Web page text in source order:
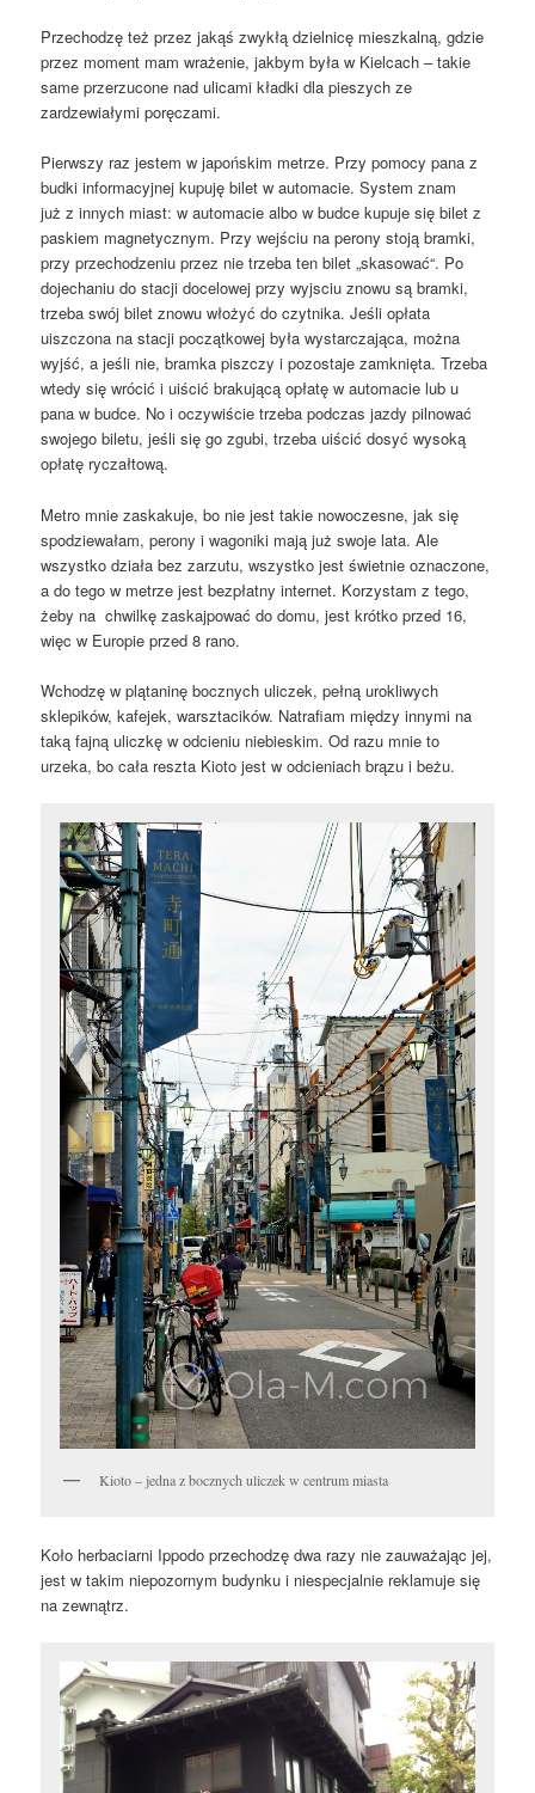
Przechodzę też przez jakąś zwykłą dzielnicę mieszkalną, gdzie
przez moment mam wrażenie, jakbym była w Kielcach – takie
same przerzucone nad ulicami kładki dla pieszych ze
zardzewiałymi poręczami.
Pierwszy raz jestem w japońskim metrze. Przy pomocy pana z
budki informacyjnej kupuję bilet w automacie. System znam
już z innych miast: w automacie albo w budce kupuje się bilet z
paskiem magnetycznym. Przy wejściu na perony stoją bramki,
przy przechodzeniu przez nie trzeba ten bilet „skasować“. Po
dojechaniu do stacji docelowej przy wyjsciu znowu są bramki,
trzeba swój bilet znowu włożyć do czytnika. Jeśli opłata
uiszczona na stacji początkowej była wystarczająca, można
wyjść, a jeśli nie, bramka piszczy i pozostaje zamknięta. Trzeba
wtedy się wrócić i uiścić brakującą opłatę w automacie lub u
pana w budce. No i oczywiście trzeba podczas jazdy pilnować
swojego biletu, jeśli się go zgubi, trzeba uiścić dosyć wysoką
opłatę ryczałtową.
Metro mnie zaskakuje, bo nie jest takie nowoczesne, jak się
spodziewałam, perony i wagoniki mają już swoje lata. Ale
wszystko działa bez zarzutu, wszystko jest świetnie oznaczone,
a do tego w metrze jest bezpłatny internet. Korzystam z tego,
żeby na chwilkę zaskajpować do domu, jest krótko przed 16,
więc w Europie przed 8 rano.
Wchodzę w plątaninę bocznych uliczek, pełną urokliwych
sklepików, kafejek, warsztacików. Natrafiam między innymi na
taką fajną uliczkę w odcieniu niebieskim. Od razu mnie to
urzeka, bo cała reszta Kioto jest w odcieniach brązu i beżu.
Kioto – jedna z bocznych uliczek w centrum miasta
Koło herbaciarni Ippodo przechodzę dwa razy nie zauważając jej,
jest w takim niepozornym budynku i niespecjalnie reklamuje się
na zewnątrz.